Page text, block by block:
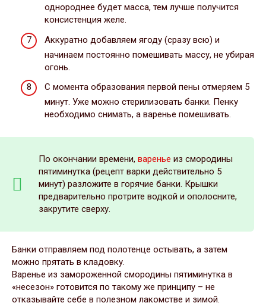
однороднее будет масса, тем лучше получится
консистенция желе.
Аккуратно добавляем ягоду (сразу всю) и
начинаем постоянно помешивать массу, не убирая
огонь.
С момента образования первой пены отмеряем 5
минут. Уже можно стерилизовать банки. Пенку
необходимо снимать, а варенье помешивать.
По окончании времени, варенье из смородины
пятиминутка (рецепт варки действительно 5
минут) разложите в горячие банки. Крышки
предварительно протрите водкой и ополосните,
закрутите сверху.
Банки отправляем под полотенце остывать, а затем
можно прятать в кладовку.
Варенье из замороженной смородины пятиминутка в
«несезон» готовится по такому же принципу – не
отказывайте себе в полезном лакомстве и зимой.